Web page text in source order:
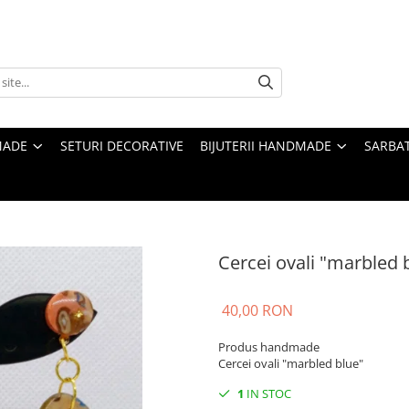
SETURI DECORATIVE BIJUTERII HANDMADE
Cercei ovali "marbled
40,00 RON
Produs handmade
Cercei ovali "marbled blue"
1 IN STOC